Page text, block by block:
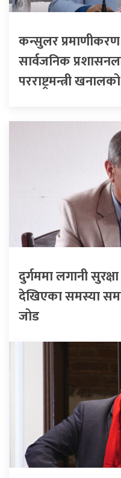
कन्सुलर
सार्वजनिक
परराष्ट्रमन्त्री
दुर्गममा लगानी
देखिएका समस्या
जोड